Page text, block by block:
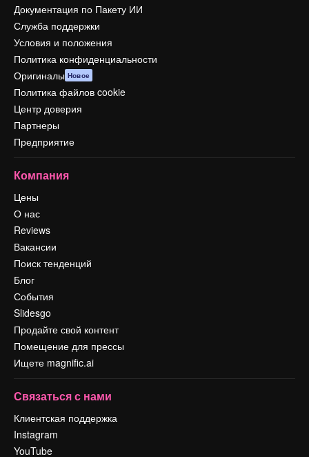
Документация по Пакету ИИ
Служба поддержки
Условия и положения
Политика конфиденциальности
Оригиналы Новое
Политика файлов cookie
Центр доверия
Партнеры
Предприятие
Компания
Цены
О нас
Reviews
Вакансии
Поиск тенденций
Блог
События
Slidesgo
Продайте свой контент
Помещение для прессы
Ищете magnific.ai
Связаться с нами
Клиентская поддержка
Instagram
YouTube